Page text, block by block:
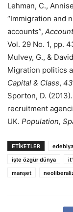
Lehman, C.,
“Immigration and
accounts”,
Vol. 29 No. 1, pp.
Mulvey, G., &
Migration politics
Capital & Class, 43
Sporton, D.
recruitment
UK. Population,
ETIKETLER
işte özgür dünya
manşet